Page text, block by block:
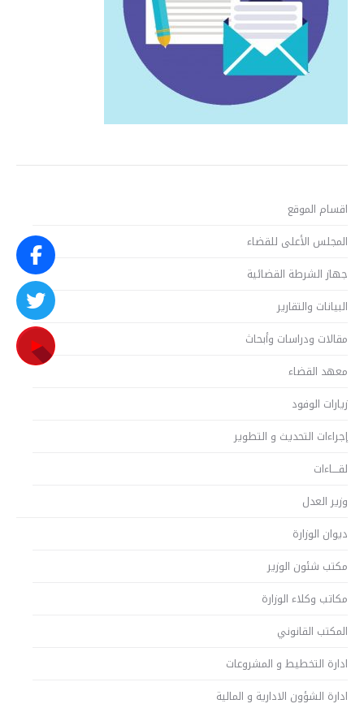
اقسام الموقع
المجلس الأعلى للقضاء
جهاز الشرطة القضائية
البيانات والتقارير
مقالات ودراسات وأبحاث
معهد القضاء
زيارات الوفود
إجراءات التحديث و التطوير
لقــــاءات
وزير العدل
ديوان الوزارة
مكتب شئون الوزير
مكاتب وكلاء الوزارة
المكتب القانوني
ادارة التخطيط و المشروعات
ادارة الشؤون الادارية و المالية